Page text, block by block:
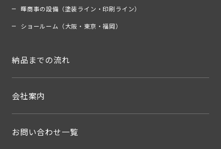
暉商事の設備（塗装ライン・印刷ライン）
ショールーム（大阪・東京・福岡）
納品までの流れ
会社案内
お問い合わせ一覧